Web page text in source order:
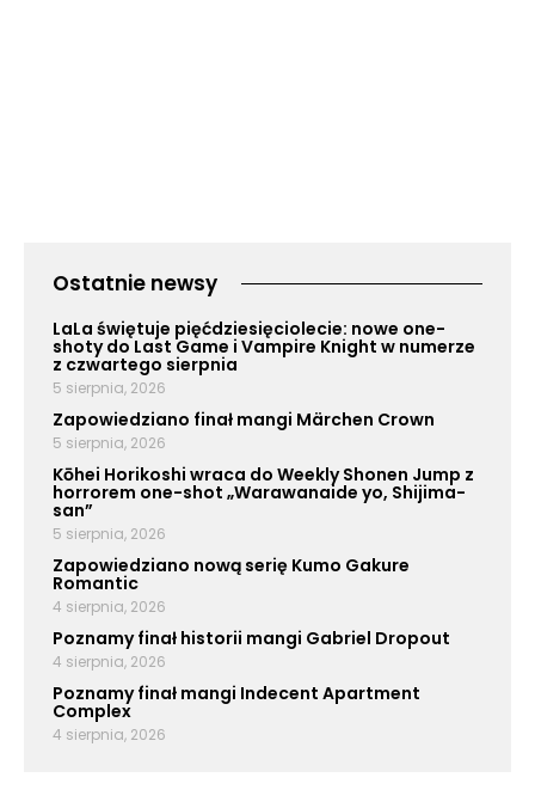
Ostatnie newsy
LaLa świętuje pięćdziesięciolecie: nowe one-
shoty do Last Game i Vampire Knight w numerze
z czwartego sierpnia
5 sierpnia, 2026
Zapowiedziano finał mangi Märchen Crown
5 sierpnia, 2026
Kōhei Horikoshi wraca do Weekly Shonen Jump z
horrorem one-shot „Warawanaide yo, Shijima-
san”
5 sierpnia, 2026
Zapowiedziano nową serię Kumo Gakure
Romantic
4 sierpnia, 2026
Poznamy finał historii mangi Gabriel Dropout
4 sierpnia, 2026
Poznamy finał mangi Indecent Apartment
Complex
4 sierpnia, 2026